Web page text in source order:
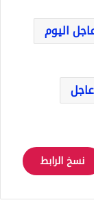
اليوم
نسخ الرابط